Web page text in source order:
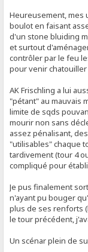
Heureusement, mes
boulot en faisant
d'un stone bluiding
et surtout
contrôler par le feu
pour venir
AK Frischling a lui
"pétant" au mauvais
limite de sqds
mourir non sans
assez pénalisant,
"utilisables" chaque
tardivement (tour 4
compliqué pour
Je pus finalement
n'ayant pu bouger
plus de ses renforts
le tour précédent,
Un scénar plein de